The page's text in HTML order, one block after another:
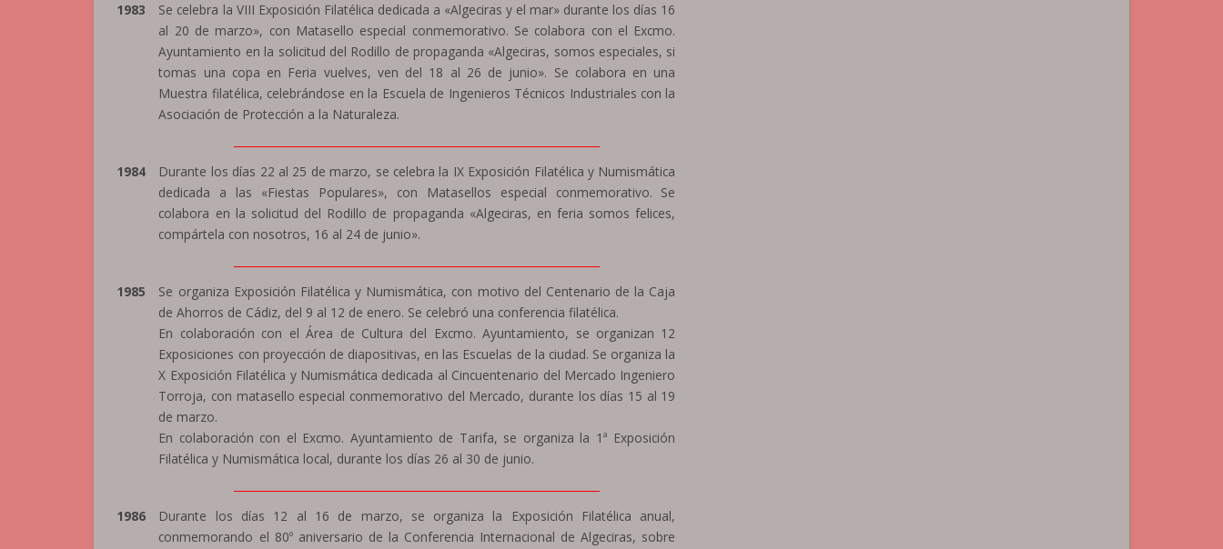
1983
Se celebra la VIII Exposición Filatélica dedicada a «Algeciras y el mar» durante los días 16
al 20 de marzo», con Matasello especial conmemorativo. Se colabora con el Excmo.
Ayuntamiento en la solicitud del Rodillo de propaganda «Algeciras, somos especiales, si
tomas una copa en Feria vuelves, ven del 18 al 26 de junio». Se colabora en una
Muestra filatélica, celebrándose en la Escuela de Ingenieros Técnicos Industriales con la
Asociación de Protección a la Naturaleza.
1984
Durante los días 22 al 25 de marzo, se celebra la IX Exposición Filatélica y Numismática
dedicada a las «Fiestas Populares», con Matasellos especial conmemorativo. Se
colabora en la solicitud del Rodillo de propaganda «Algeciras, en feria somos felices,
compártela con nosotros, 16 al 24 de junio».
1985
Se organiza Exposición Filatélica y Numismática, con motivo del Centenario de la Caja
de Ahorros de Cádiz, del 9 al 12 de enero. Se celebró una conferencia filatélica.
En colaboración con el Área de Cultura del Excmo. Ayuntamiento, se organizan 12
Exposiciones con proyección de diapositivas, en las Escuelas de la ciudad. Se organiza la
X Exposición Filatélica y Numismática dedicada al Cincuentenario del Mercado Ingeniero
Torroja, con matasello especial conmemorativo del Mercado, durante los días 15 al 19
de marzo.
En colaboración con el Excmo. Ayuntamiento de Tarifa, se organiza la 1ª Exposición
Filatélica y Numismática local, durante los días 26 al 30 de junio.
1986
Durante los días 12 al 16 de marzo, se organiza la Exposición Filatélica anual,
conmemorando el 80º aniversario de la Conferencia Internacional de Algeciras, sobre